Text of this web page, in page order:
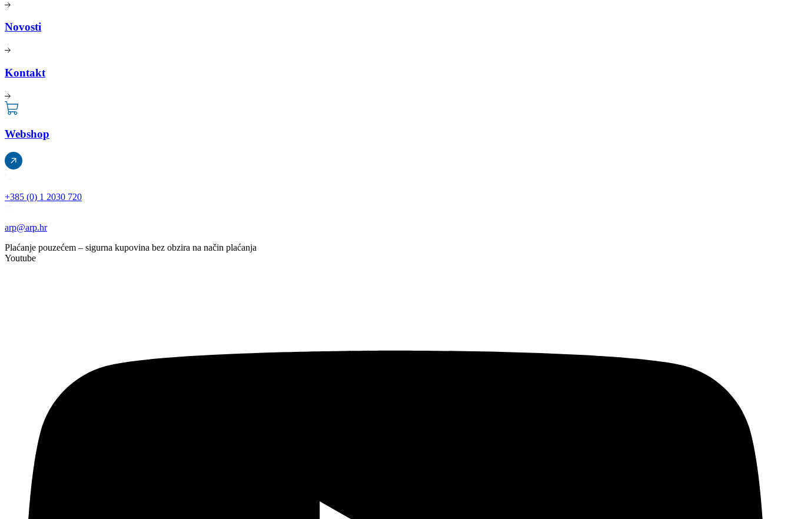
Novosti
Kontakt
Webshop
+385 (0) 1 2030 720
arp@arp.hr
Plaćanje pouzećem – sigurna kupovina bez obzira na način plaćanja
Youtube